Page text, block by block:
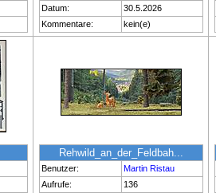
Datum:
30.5.2026
Kommentare:
kein(e)
Rehwild_an_der_Feldbah...
Benutzer:
Martin Ristau
Aufrufe:
136